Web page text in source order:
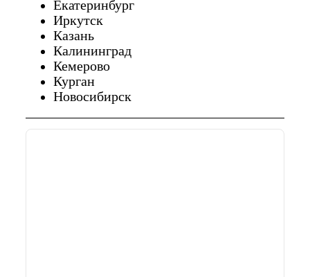
Екатеринбург
Иркутск
Казань
Калининград
Кемерово
Курган
Новосибирск